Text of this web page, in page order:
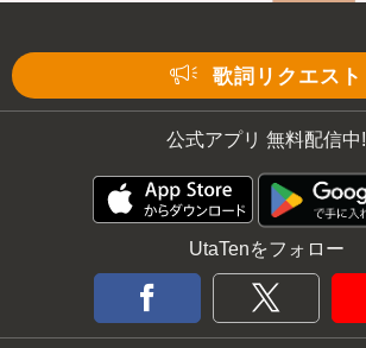
歌詞リクエスト
公式アプリ 無料配信中!
UtaTenをフォロー